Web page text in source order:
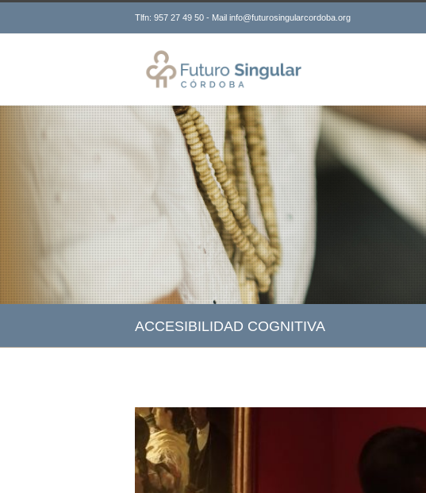
Tlfn: 957 27 49 50 - Mail info@futurosingularcordoba.org
ACCESIBILIDAD COGNITIVA